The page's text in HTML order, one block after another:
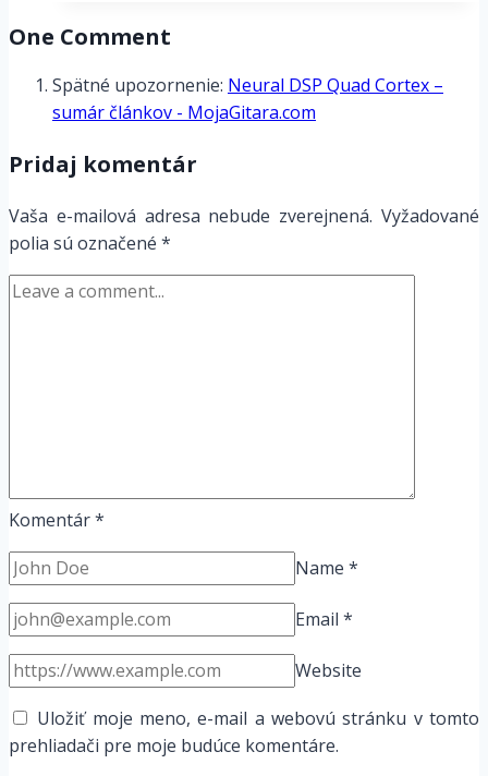
1.0.3
k
dispozícii
One Comment
Spätné upozornenie: Neural DSP Quad Cortex –
sumár článkov - MojaGitara.com
Pridaj komentár
Vaša e-mailová adresa nebude zverejnená. Vyžadované
polia sú označené *
Komentár*
Name *
Email *
Website
Uložiť moje meno, e-mail a webovú stránku v tomto
prehliadači pre moje budúce komentáre.